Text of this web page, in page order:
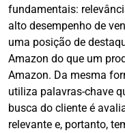
fundamentais:
alto desempenho de
uma posição de
Amazon do que um
Amazon. Da mesma
utiliza palavras-chave
busca do cliente é
relevante e, portanto,